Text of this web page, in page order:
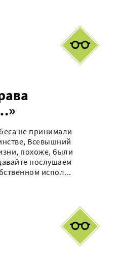
не принимали
Всевышний
похоже, были
послушаем
испол...